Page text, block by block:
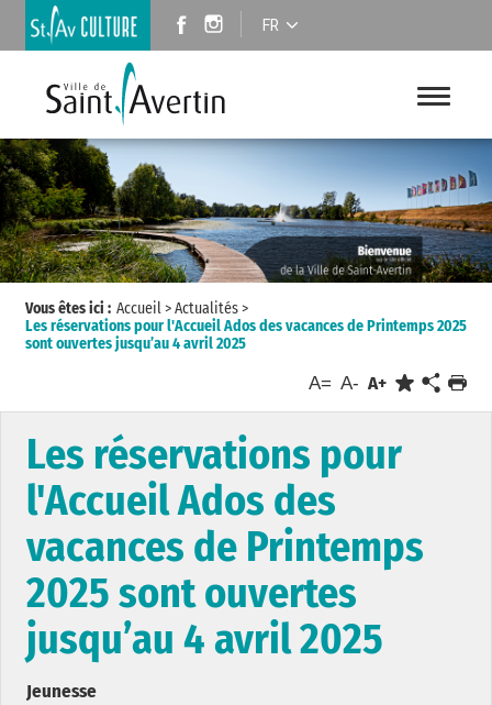
FR
Vous êtes ici : Accueil>Actualités>
Les réservations pour l'Accueil Ados des vacances de Printemps 2025
sont ouvertes jusqu’au 4 avril 2025
A= A- A+
Les réservations pour
l'Accueil Ados des
vacances de Printemps
2025 sont ouvertes
jusqu’au 4 avril 2025
Jeunesse